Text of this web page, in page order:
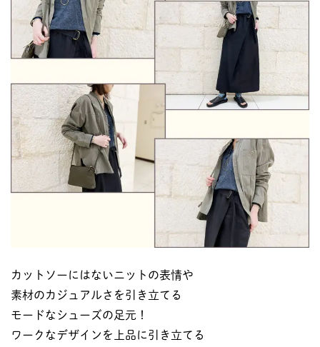
カットソーにはないニットの表情や
素材のカジュアルさを引き立てる
モードなシューズの足元！
ワークなデザインを上品に引き立てる